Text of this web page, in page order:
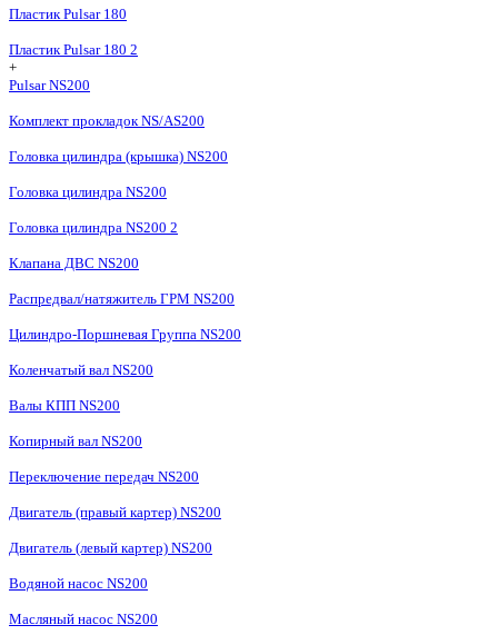
Пластик Pulsar 180
Пластик Pulsar 180 2
+
Pulsar NS200
Комплект прокладок NS/AS200
Головка цилиндра (крышка) NS200
Головка цилиндра NS200
Головка цилиндра NS200 2
Клапана ДВС NS200
Распредвал/натяжитель ГРМ NS200
Цилиндро-Поршневая Группа NS200
Коленчатый вал NS200
Валы КПП NS200
Копирный вал NS200
Переключение передач NS200
Двигатель (правый картер) NS200
Двигатель (левый картер) NS200
Водяной насос NS200
Масляный насос NS200